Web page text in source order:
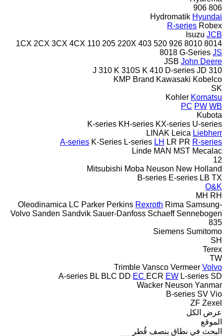
806
906
Hydromatik Hyundai
R-series Robex
Isuzu JCB
1CX 2CX 3CX 4CX 110 205 220X 403 520 926 8010 8014
8018 G-Series JS
JSB John Deere
310 J
310 K 310S K 410 D-series JD
KMP Brand Kawasaki Kobelco
SK
Kohler Komatsu
PC PW WB
Kubota
K-series KH-series KX-series U-series
LINAK Leica Liebherr
A-series K-Series L-series LH LR PR R-series
Linde MAN MST Mecalac
12
Mitsubishi Moba Neuson New Holland
B-series E-series LB TX
O&K
MH RH
Oleodinamica LC Parker Perkins Rexroth Rima Samsung-
Volvo Sanden Sandvik Sauer-Danfoss Schaeff Sennebogen
835
Siemens Sumitomo
SH
Terex
TW
Trimble Vansco Vermeer Volvo
A-series BL BLC DD EC ECR EW L-series SD
Wacker Neuson Yanmar
B-series SV Vio
ZF Zexel
عرض الكل
الموقع
البحث في نطاق بنصف قُطر